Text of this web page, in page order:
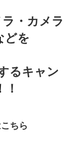
・カメラ
どを
るキャン
ちら